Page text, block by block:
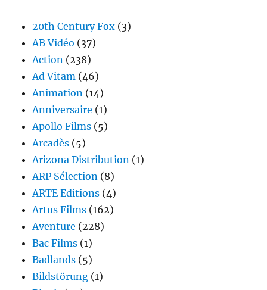
20th Century Fox (3)
AB Vidéo (37)
Action (238)
Ad Vitam (46)
Animation (14)
Anniversaire (1)
Apollo Films (5)
Arcadès (5)
Arizona Distribution (1)
ARP Sélection (8)
ARTE Editions (4)
Artus Films (162)
Aventure (228)
Bac Films (1)
Badlands (5)
Bildstörung (1)